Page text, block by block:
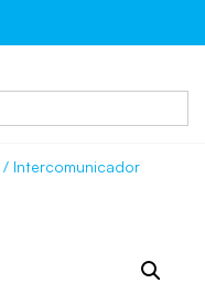
/ Intercomunicador